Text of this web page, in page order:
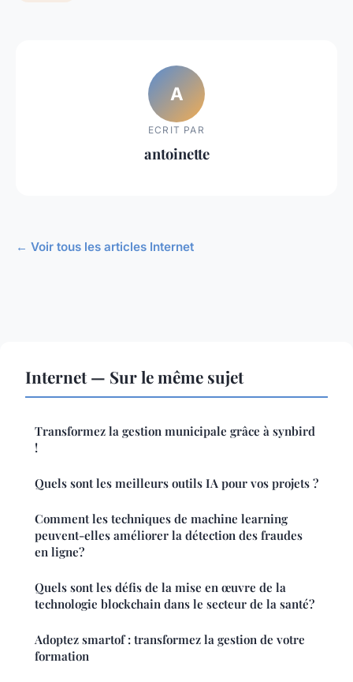
A
ECRIT PAR
antoinette
← Voir tous les articles Internet
Internet — Sur le même sujet
Transformez la gestion municipale grâce à synbird
!
Quels sont les meilleurs outils IA pour vos projets ?
Comment les techniques de machine learning
peuvent-elles améliorer la détection des fraudes
en ligne?
Quels sont les défis de la mise en œuvre de la
technologie blockchain dans le secteur de la santé?
Adoptez smartof : transformez la gestion de votre
formation